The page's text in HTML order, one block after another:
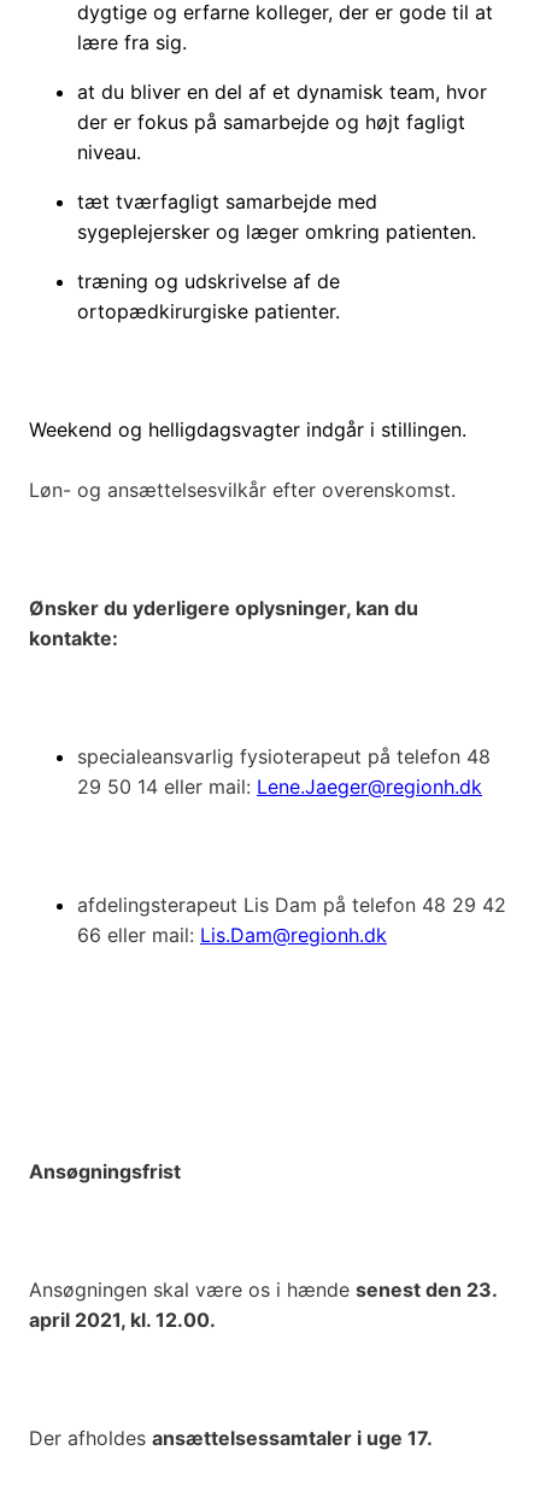
dygtige og erfarne kolleger, der er gode til at
lære fra sig.
at du bliver en del af et dynamisk team, hvor
der er fokus på samarbejde og højt fagligt
niveau.
tæt tværfagligt samarbejde med
sygeplejersker og læger omkring patienten.
træning og udskrivelse af de
ortopædkirurgiske patienter.
Weekend og helligdagsvagter indgår i stillingen.
Løn- og ansættelsesvilkår efter overenskomst.
Ønsker du yderligere oplysninger, kan du
kontakte:
specialeansvarlig fysioterapeut på telefon 48
29 50 14 eller mail: Lene.Jaeger@regionh.dk
afdelingsterapeut Lis Dam på telefon 48 29 42
66 eller mail: Lis.Dam@regionh.dk
Ansøgningsfrist
Ansøgningen skal være os i hænde senest den 23.
april 2021, kl. 12.00.
Der afholdes ansættelsessamtaler i uge 17.